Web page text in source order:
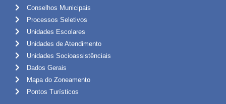
Conselhos Municipais
Processos Seletivos
Unidades Escolares
Unidades de Atendimento
Unidades Socioassistênciais
Dados Gerais
Mapa do Zoneamento
Pontos Turísticos